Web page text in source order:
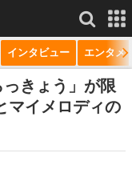
もっと見る
インタビュー エンタメ
きょう」が限
マイメロディの